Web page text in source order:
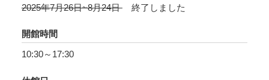
考えられる地理的要素を掘り下げることで、北
2025年7月26日~8月24日
終了しました
開館時間
10:30～17:30